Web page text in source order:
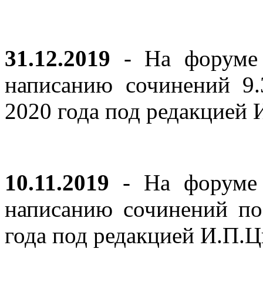
31.12.2019 - На форуме
написанию сочинений
2020 года под
10.11.2019 - На форуме
написанию сочинений
года под редакцией